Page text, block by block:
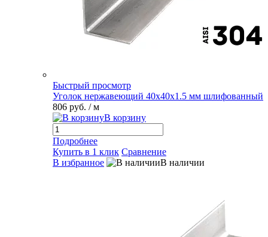
Быстрый просмотр
Уголок нержавеющий 40х40х1.5 мм шлифованный
806 руб. / м
В корзину
Подробнее
Купить в 1 клик Сравнение
В избранное
В наличии